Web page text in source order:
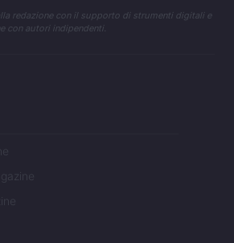
redazione con il supporto di strumenti digitali e
con autori indipendenti.